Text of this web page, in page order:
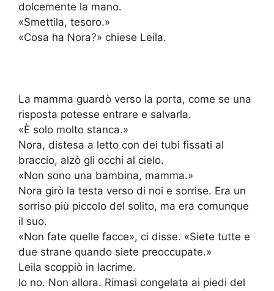
dolcemente la mano.
«Smettila, tesoro.»
«Cosa ha Nora?» chiese Leila.
La mamma guardò verso la porta, come se una
risposta potesse entrare e salvarla.
«È solo molto stanca.»
Nora, distesa a letto con dei tubi fissati al
braccio, alzò gli occhi al cielo.
«Non sono una bambina, mamma.»
Nora girò la testa verso di noi e sorrise. Era un
sorriso più piccolo del solito, ma era comunque
il suo.
«Non fate quelle facce», ci disse. «Siete tutte e
due strane quando siete preoccupate.»
Leila scoppiò in lacrime.
Io no. Non allora. Rimasi congelata ai piedi del